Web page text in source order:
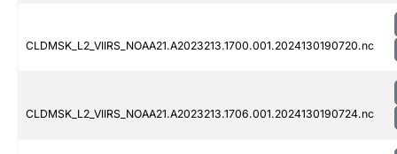
CLDMSK_L2_VIIRS_NOAA21.A2023213.1700.001.2024130190720.nc
CLDMSK_L2_VIIRS_NOAA21.A2023213.1706.001.2024130190724.nc